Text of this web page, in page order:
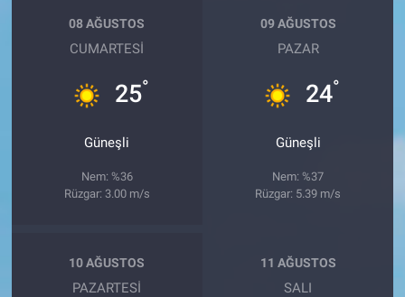
08 AĞUSTOS
CUMARTESI
25°
Güneşli
Nem: %36
Rüzgar: 3.00 m/s
09 AĞUSTOS
PAZAR
24°
Güneşli
Nem: %37
Rüzgar: 5.39 m/s
10 AĞUSTOS
PAZARTESI
11 AĞUSTOS
SALI